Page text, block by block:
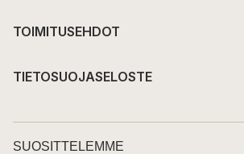
TOIMITUSEHDOT
TIETOSUOJASELOSTE
SUOSITTELEMME